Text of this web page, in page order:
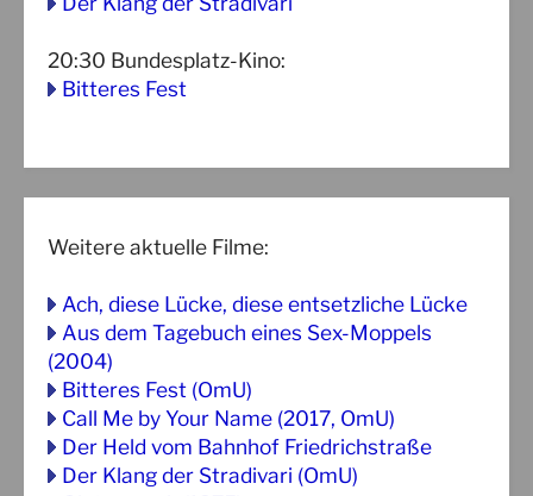
20:30 Bundesplatz-Kino:
Bitteres Fest
Weitere aktuelle Filme:
Ach, diese Lücke, diese entsetzliche Lücke
Aus dem Tagebuch eines Sex-Moppels
(2004)
Bitteres Fest (OmU)
Call Me by Your Name (2017, OmU)
Der Held vom Bahnhof Friedrichstraße
Der Klang der Stradivari (OmU)